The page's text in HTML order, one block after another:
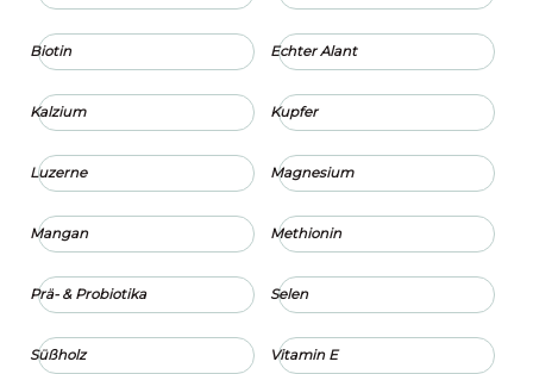
Biotin Echter Alant
Kalzium Kupfer
Luzerne Magnesium
Mangan Methionin
Prä- & Probiotika Selen
Süßholz Vitamin E